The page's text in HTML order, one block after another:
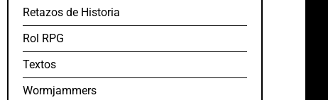
Retazos de Historia
Rol RPG
Textos
Wormjammers